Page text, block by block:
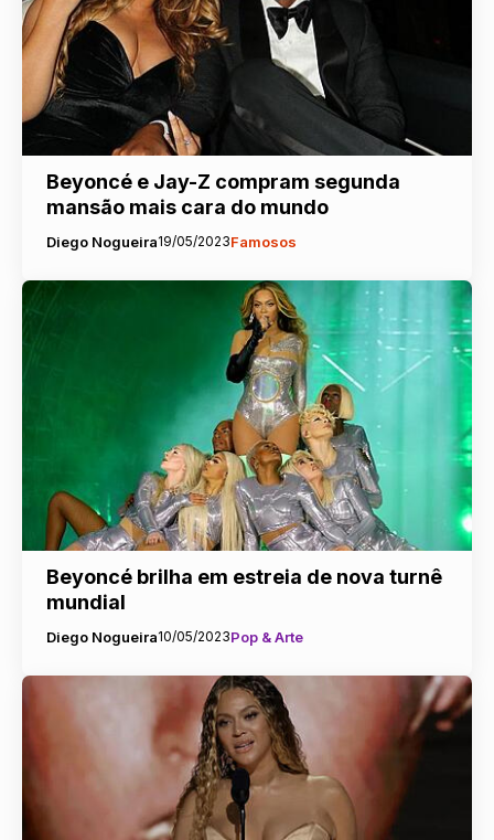
Beyoncé e Jay-Z compram segunda
mansão mais cara do mundo
Diego Nogueira19/05/2023Famosos
Beyoncé brilha em estreia de nova turnê
mundial
Diego Nogueira10/05/2023Pop & Arte